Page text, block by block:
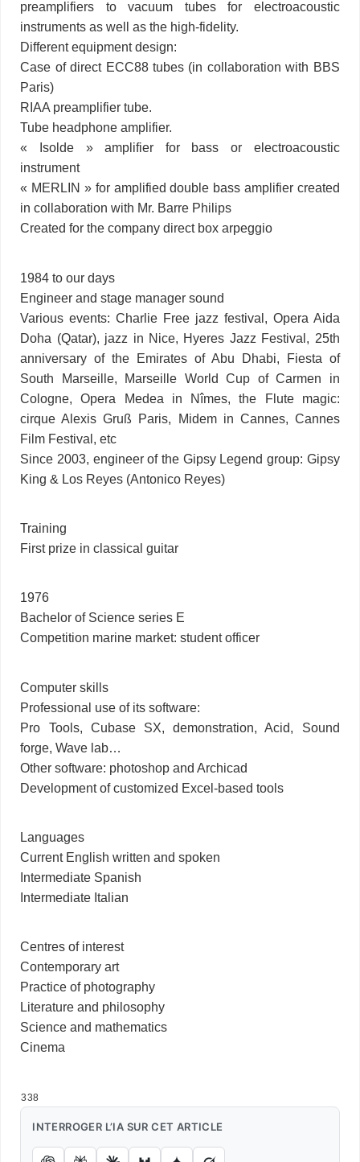
preamplifiers to vacuum tubes for electroacoustic
instruments as well as the high-fidelity.
Different equipment design:
Case of direct ECC88 tubes (in collaboration with BBS
Paris)
RIAA preamplifier tube.
Tube headphone amplifier.
« Isolde » amplifier for bass or electroacoustic
instrument
« MERLIN » for amplified double bass amplifier created
in collaboration with Mr. Barre Philips
Created for the company direct box arpeggio
1984 to our days
Engineer and stage manager sound
Various events: Charlie Free jazz festival, Opera Aida
Doha (Qatar), jazz in Nice, Hyeres Jazz Festival, 25th
anniversary of the Emirates of Abu Dhabi, Fiesta of
South Marseille, Marseille World Cup of Carmen in
Cologne, Opera Medea in Nîmes, the Flute magic:
cirque Alexis Gruß Paris, Midem in Cannes, Cannes
Film Festival, etc
Since 2003, engineer of the Gipsy Legend group: Gipsy
King & Los Reyes (Antonico Reyes)
Training
First prize in classical guitar
1976
Bachelor of Science series E
Competition marine market: student officer
Computer skills
Professional use of its software:
Pro Tools, Cubase SX, demonstration, Acid, Sound
forge, Wave lab…
Other software: photoshop and Archicad
Development of customized Excel-based tools
Languages
Current English written and spoken
Intermediate Spanish
Intermediate Italian
Centres of interest
Contemporary art
Practice of photography
Literature and philosophy
Science and mathematics
Cinema
338
INTERROGER L’IA SUR CET ARTICLE